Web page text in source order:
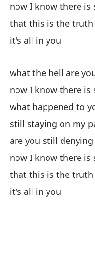
now I know there is
that this is the truth
it's all in you
what the hell are
now I know there is
what happened to
still staying on my
are you still denying
now I know there is
that this is the truth
it's all in you